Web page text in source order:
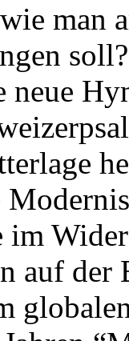
man
neue
im
auf